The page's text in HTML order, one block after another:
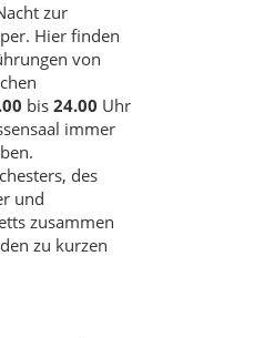
zur
Hier finden
von
bis 24.00 Uhr
immer
des
und
zusammen
zu kurzen